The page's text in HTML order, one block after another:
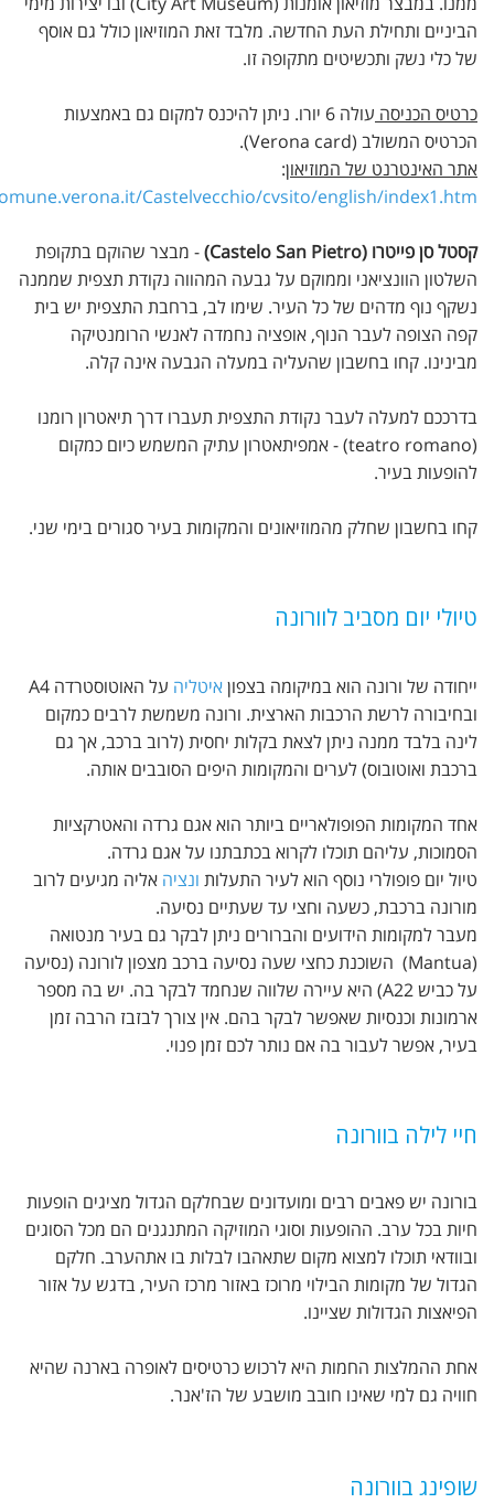
הביניים ותחילת העת החדשה. מלבד זאת המוזיאון כולל גם אוסף
של כלי נשק ותכשיטים מתקופה זו.
כרטיס הכניסה
עולה 6 יורו. ניתן להיכנס למקום גם באמצעות
הכרטיס המשולב (Verona card).
אתר האינטרנט של המוזיאון:
Castelvecchio/cvsito/english/index1.htm
קסטל סן פייטרו (Castelo San Pietro)
- מבצר שהוקם בתקופת
השלטון הוונציאני וממוקם על גבעה המהווה נקודת תצפית שממנה
נשקף נוף מדהים של כל העיר. שימו לב, ברחבת התצפית יש בית
קפה הצופה לעבר הנוף, אופציה נחמדה לאנשי הרומנטיקה
מבינינו. קחו בחשבון שהעליה במעלה הגבעה אינה קלה.
בדרככם למעלה לעבר נקודת התצפית תעברו דרך תיאטרון רומנו
(teatro romano) - אמפיתאטרון עתיק המשמש כיום כמקום
להופעות בעיר.
קחו בחשבון שחלק מהמוזיאונים והמקומות בעיר סגורים בימי שני.
טיולי יום מסביב לוורונה
ייחודה של ורונה הוא במיקומה בצפוןאיטליה
על האוטוסטרדה A4
ובחיבורה לרשת הרכבות הארצית. ורונה משמשת לרבים כמקום
לינה בלבד ממנה ניתן לצאת בקלות יחסית (לרוב ברכב, אך גם
ברכבת ואוטובוס) לערים והמקומות היפים הסובבים אותה.
אחד המקומות הפופולאריים ביותר הוא אגם גרדה והאטרקציות
הסמוכות, עליהם תוכלו לקרוא בכתבתנו על אגם גרדה.
טיול יום פופולרי נוסף הוא לעיר התעלות ונציה אליה מגיעים לרוב
מורונה ברכבת, כשעה וחצי עד שעתיים נסיעה.
מעבר למקומות הידועים והברורים ניתן לבקר גם בעיר מנטואה
(Mantua) השוכנת כחצי שעה נסיעה ברכב מצפון לורונה (נסיעה
על כביש A22) היא עיירה שלווה שנחמד לבקר בה. יש בה מספר
ארמונות וכנסיות שאפשר לבקר בהם. אין צורך לבזבז הרבה זמן
בעיר, אפשר לעבור בה אם נותר לכם זמן פנוי.
חיי לילה בוורונה
בורונה יש פאבים רבים ומועדונים שבחלקם הגדול מציגים הופעות
חיות בכל ערב. ההופעות וסוגי המוזיקה המתנגנים הם מכל הסוגים
ובוודאי תוכלו למצוא מקום שתאהבו לבלות בו אתהערב. חלקם
הגדול של מקומות הבילוי מרוכז באזור מרכז העיר, בדגש על אזור
הפיאצות הגדולות שציינו.
אחת ההמלצות החמות היא לרכוש כרטיסים לאופרה בארנה שהיא
חוויה גם למי שאינו חובב מושבע של הז'אנר.
שופינג בוורונה